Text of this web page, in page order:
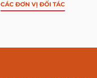
CÁC ĐƠN VỊ ĐỐI TÁC